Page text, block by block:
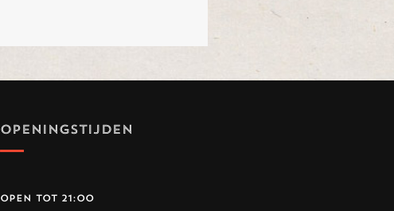
OPENINGSTIJDEN
open tot 21:00